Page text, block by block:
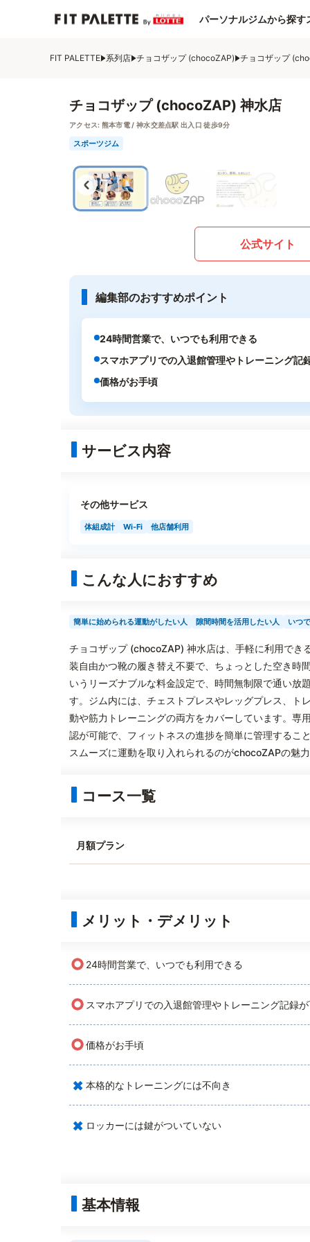
パーソナルジムから探す
FIT PALETTE 系列店 チョコザップ (chocoZAP) チョコザップ
チョコザップ (chocoZAP) 神水店
アクセス: 熊本市電 / 神水交差点駅 出入口 徒歩9分
スポーツジム
公式サイト
編集部のおすすめポイント
24時間営業で、いつでも利用できる
スマホアプリでの入退館管理やトレーニング記
価格がお手頃
サービス内容
その他サービス
体組成計 Wi-Fi 他店舗利用
こんな人におすすめ
簡単に始められる運動がしたい人 隙間時間を活用したい人 いつ
チョコザップ (chocoZAP) 神水店は、手軽に利用でき
装自由かつ靴の履き替え不要で、ちょっとした空き
いうリーズナブルな料金設定で、時間無制限で通い放
す。ジム内には、チェストプレスやレッグプレス、ト
動や筋力トレーニングの両方をカバーしています。専
認が可能で、フィットネスの進捗を簡単に管理するこ
スムーズに運動を取り入れられるのがchocoZAPの魅
コース一覧
月額プラン
メリット・デメリット
○ 24時間営業で、いつでも利用できる
○ スマホアプリでの入退館管理やトレーニング記録
○価格がお手頃
× 本格的なトレーニングには不向き
× ロッカーには鍵がついていない
基本情報